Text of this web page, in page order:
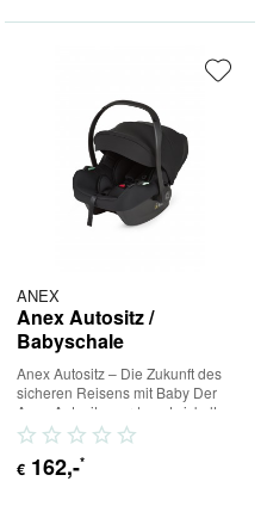
ANEX
Anex Autositz /
Babyschale
Anex Autositz – Die Zukunft des
sicheren Reisens mit Baby Der
Anex Autositz wurde entwickelt,
um Ihrem Baby maximale...
€ 162,-*